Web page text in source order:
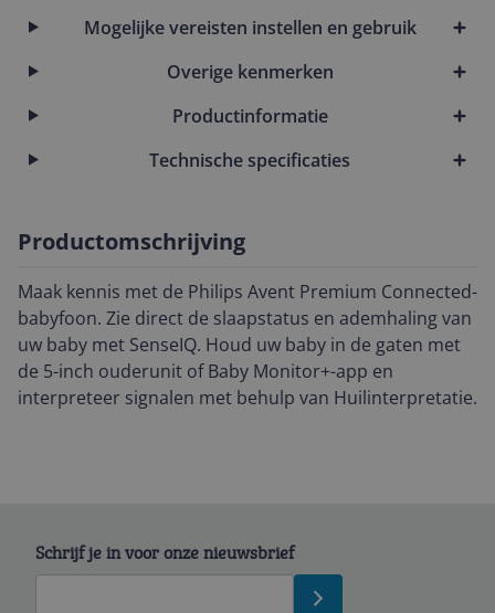
Mogelijke vereisten instellen en gebruik
Overige kenmerken
Productinformatie
Technische specificaties
Productomschrijving
Maak kennis met de Philips Avent Premium Connected-
babyfoon. Zie direct de slaapstatus en ademhaling van
uw baby met SenseIQ. Houd uw baby in de gaten met
de 5-inch ouderunit of Baby Monitor+-app en
interpreteer signalen met behulp van Huilinterpretatie.
Schrijf je in voor onze nieuwsbrief